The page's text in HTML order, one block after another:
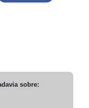
sobre: